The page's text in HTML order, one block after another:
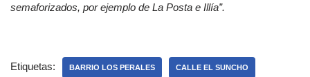
semaforizados, por ejemplo de La Posta e Illía”.
Etiquetas: BARRIO LOS PERALES CALLE EL SUNCHO